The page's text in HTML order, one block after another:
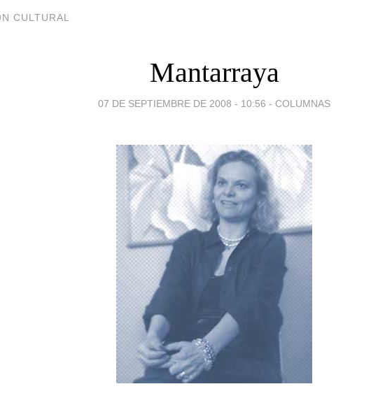
CULTURAL
Mantarraya
07 DE SEPTIEMBRE DE 2008 - 10:56 - COLUMNAS